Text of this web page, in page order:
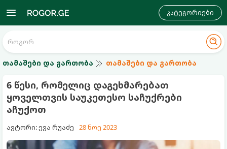
კატეგორიები
თამაშები და გართობა თამაშები და გართობა
6 წესი, რომელიც დაგეხმარებათ
ყოველთვის საუკეთესო საჩუქრები
აჩუქოთ
ავტორი: ევა რუაძე 28 ნოე 2023